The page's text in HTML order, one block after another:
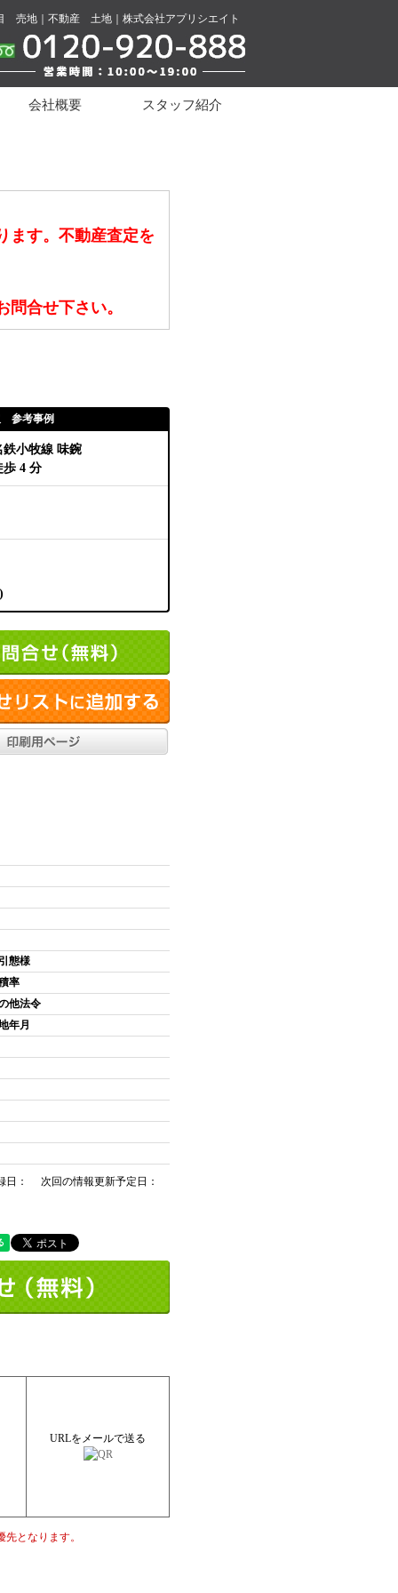
売地｜不動産 土地｜株式会社アプリシエイト
会社概要 スタッフ紹介
ます。不動産査定を
合せ下さい。
参考事例
鉄小牧線 味鋺
歩 4 分
態様
率
他法令
年月
日： 次回の情報更新予定日：
URLをメールで送る
となります。